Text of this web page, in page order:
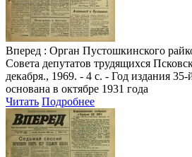
Вперед : Орган Пустошкинского
Совета депутатов трудящихся
декабря., 1969. - 4 с. - Год издания 35-
основана в октябре 1931 года
Читать Подробнее